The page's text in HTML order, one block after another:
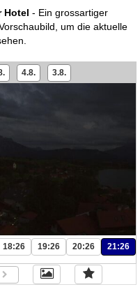
Hotel - Ein grossartiger
um die aktuelle
4.8. 3.8.
18:26 19:26 20:26 21:26